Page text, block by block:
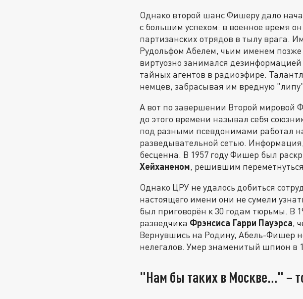
Однако второй шанс Фишеру дало
с большим успехом: в военное время
партизанских отрядов в тылу врага.
Рудольфом Абелем, чьим именем позже
виртуозно занимался
тайных агентов в радиоэфире.
немцев, забрасывая им вредную
А вот по завершении Второй мировой
до этого времени называл себя
под разными псевдонимами работал
разведывательной сетью.
бесценна. В 1957 году Фишер был
Хейханеном, решившим
Однако ЦРУ не удалось добиться
настоящего имени они не сумели
был приговорён к 30 годам тюрьмы. В
разведчика Фрэнсиса Гарри Пауэрса,
Вернувшись на Родину, Абель-Фишер
нелегалов. Умер знаменитый шпион в
"Нам бы таких в Москве…" –